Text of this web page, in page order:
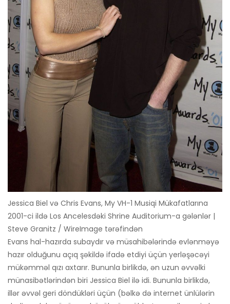
Jessica Biel və Chris Evans, My VH-1 Musiqi Mükafatlarına
2001-ci ildə Los Ancelesdəki Shrine Auditorium-a gələnlər |
Steve Granitz / WireImage tərəfindən
Evans hal-hazırda subaydır və müsahibələrində evlənməyə
hazır olduğunu açıq şəkildə ifadə etdiyi üçün yerləşəcəyi
mükəmməl qızı axtarır. Bununla birlikdə, ən uzun əvvəlki
münasibətlərindən biri Jessica Biel ilə idi. Bununla birlikdə,
illər əvvəl geri döndükləri üçün (bəlkə də internet ünlülərin